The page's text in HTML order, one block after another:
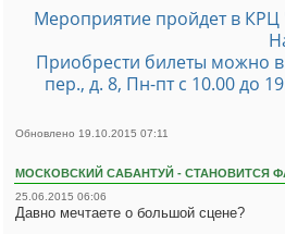
Мероприятие пройдет в КРЦ
Приобрести билеты можно
пер., д. 8, Пн-пт с 10.00 до
Обновлено 19.10.2015 07:11
МОСКОВСКИЙ САБАНТУЙ - СТАНОВИТСЯ
25.06.2015 06:06
Давно мечтаете о большой сцене?